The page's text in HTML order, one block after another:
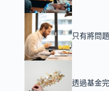
只有將問
透過基金